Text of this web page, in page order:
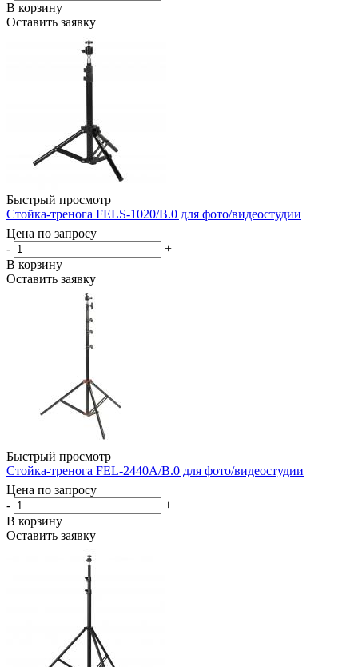
В корзину
Оставить заявку
Быстрый просмотр
Стойка-тренога FELS-1020/B.0 для фото/видеостудии
Цена по запросу
-
+
В корзину
Оставить заявку
Быстрый просмотр
Стойка-тренога FEL-2440A/B.0 для фото/видеостудии
Цена по запросу
-
+
В корзину
Оставить заявку